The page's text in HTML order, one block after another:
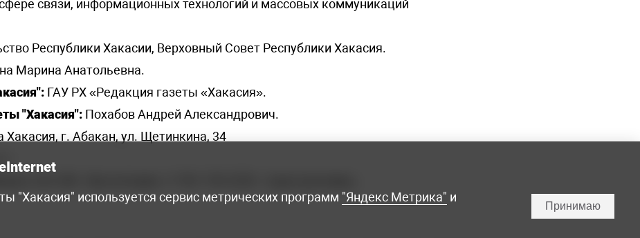
связи, информационных технологий и массовых коммуникаций
Республики Хакасии, Верховный Совет Республики Хакасия.
Марина Анатольевна.
ГАУ РХ «Редакция газеты «Хакасия».
"Хакасия": Похабов Андрей Александрович.
Хакасия, г. Абакан, ул. Щетинкина, 34
"Хакасия" используется сервис метрических программ "Яндекс Метрика" и
Принимаю